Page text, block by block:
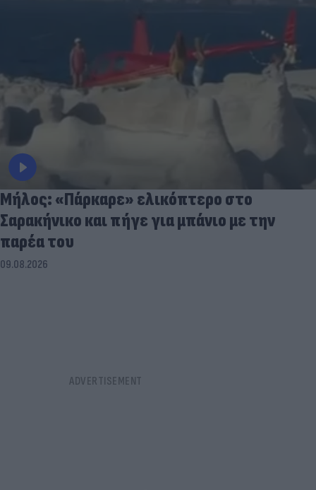
Μήλος: «Πάρκαρε» ελικόπτερο στο
Σαρακήνικο και πήγε για μπάνιο με την
παρέα του
09.08.2026